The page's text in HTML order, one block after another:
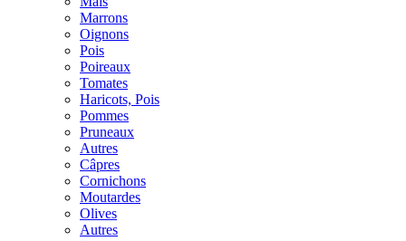
Marrons
Oignons
Pois
Poireaux
Tomates
Haricots, Pois
Pommes
Pruneaux
Autres
Câpres
Cornichons
Moutardes
Olives
Autres